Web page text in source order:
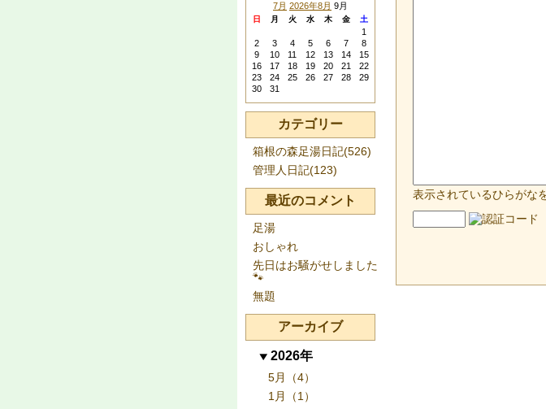
表示されているひらがな
7月 2026年8月 9月
日 月 火 水 木 金 土
1
2
3 4 5 6 7
8
9
10 11 12 13 14
15
16
17 18 19 20 21
22
23
24 25 26 27 28
29
30
31
カテゴリー
箱根の森足湯日記(526)
管理人日記(123)
最近のコメント
足湯
おしゃれ
先日はお騒がせしました
🐾
無題
アーカイブ
2026年
5月（4）
1月（1）